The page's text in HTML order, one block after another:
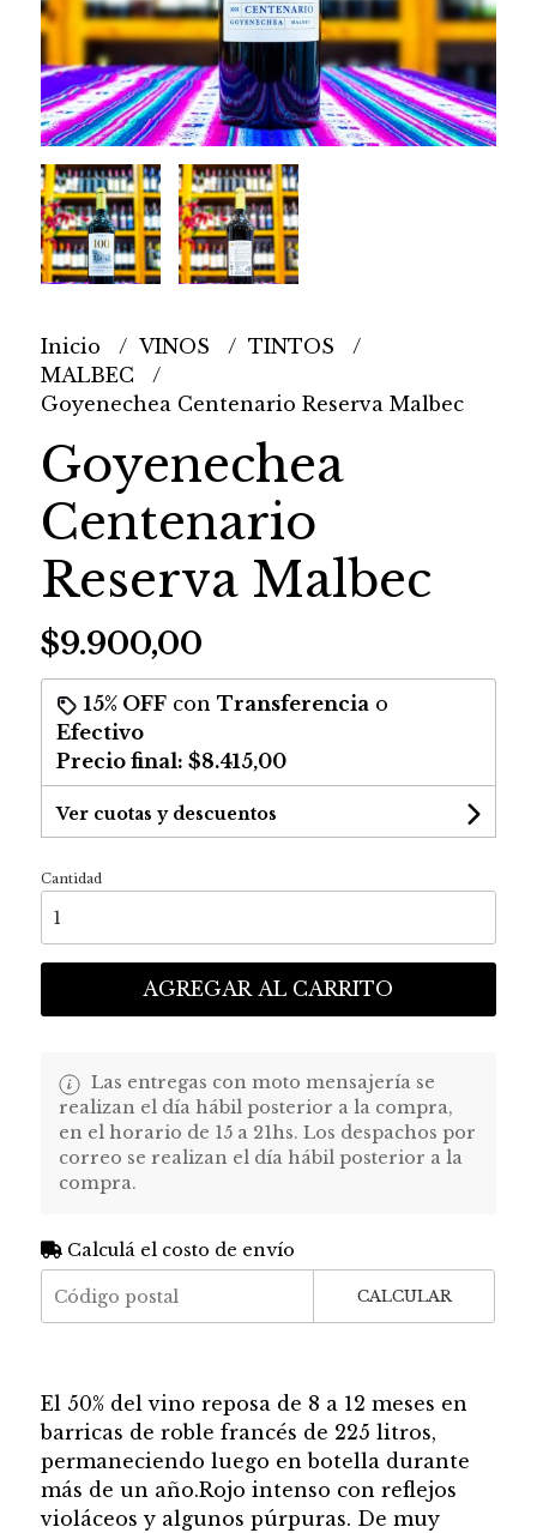
Inicio VINOS
TINTOS
MALBEC
Goyenechea Centenario Reserva Malbec
Goyenechea
Centenario
Reserva Malbec
$9.900,00
15% OFFcon Transferenciao
Efectivo
Precio final: $8.415,00
Ver cuotas y descuentos
Cantidad
AGREGAR AL CARRITO
Las entregas con moto mensajería se
realizan el día hábil posterior a la compra,
en el horario de 15 a 21hs. Los despachos por
correo se realizan el día hábil posterior a la
compra.
Calculá el costo de envío
CALCULAR
El 50% del vino reposa de 8 a 12 meses en
barricas de roble francés de 225 litros,
permaneciendo luego en botella durante
más de un año.Rojo intenso con reflejos
violáceos y algunos púrpuras. De muy